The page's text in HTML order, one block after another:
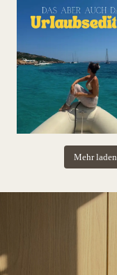
Mehr laden